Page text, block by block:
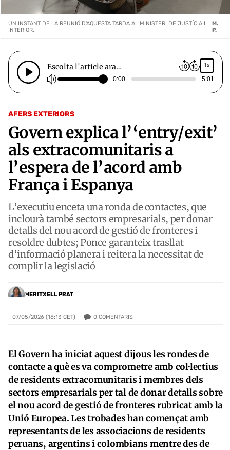
AFERS EXTERIORS
Govern explica l’‘entry/exit’
als extracomunitaris a
l’espera de l’acord amb
França i Espanya
L’executiu enceta una ronda de contactes, que
inclourà també sectors empresarials, per donar
detalls del nou acord de gestió de fronteres i
resoldre dubtes; Ponce garanteix trasllat
d’informació planera i reitera la necessitat de
complir la legislació
MERITXELL PRAT
07/05/2026 (18:13 CET) 0 COMENTARIS
UN INSTANT DE LA REUNIÓ D'AQUESTA TARDA AL MINISTERI DE JUSTÍCIA I
INTERIOR.
M.
P.
Escolta l'article ara… 1x
0:00 5:01
El Govern ha iniciat aquest dijous les rondes de
contacte a què es va comprometre amb col·lectius
de residents extracomunitaris i membres dels
sectors empresarials per tal de donar detalls sobre
el nou acord de gestió de fronteres rubricat amb la
Unió Europea. Les trobades han començat amb
representants de les associacions de residents
peruans, argentins i colombians mentre des de